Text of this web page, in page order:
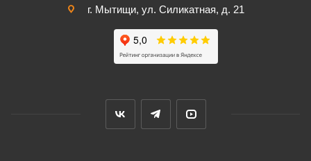
г. Мытищи, ул. Силикатная, д. 21